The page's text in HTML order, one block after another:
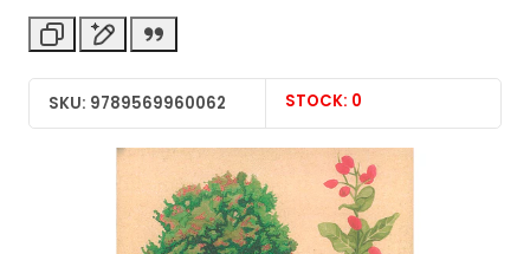
SKU: 9789569960062 STOCK: 0